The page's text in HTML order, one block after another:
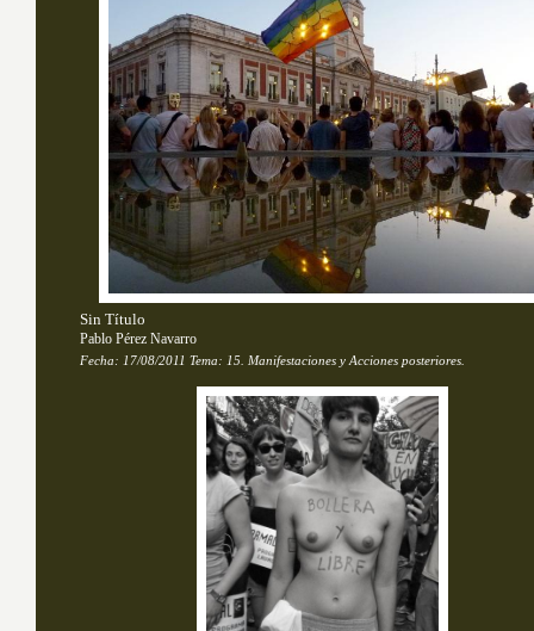
Sin Título
Pablo Pérez Navarro
Fecha: 17/08/2011 Tema: 15. Manifestaciones y Acciones posteriores.